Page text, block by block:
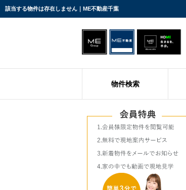
該当する物件は存在しません｜ME不動産千葉
物件検索